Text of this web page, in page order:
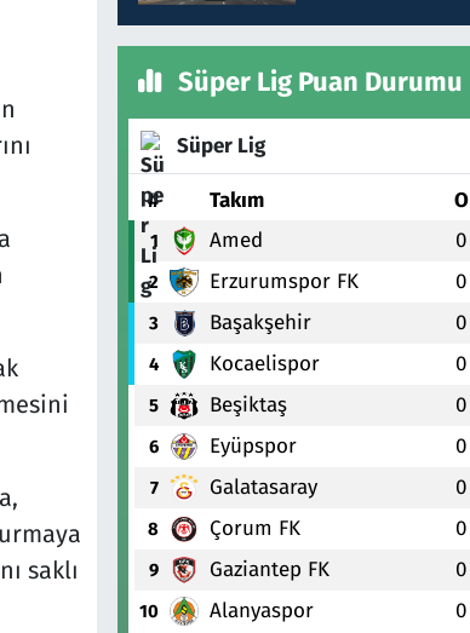
saklı
Süper Lig Puan Durumu
Süper Lig
# Takım O
1 Amed 0
2 Erzurumspor FK 0
3 Başakşehir 0
4 Kocaelispor 0
5 Beşiktaş 0
6 Eyüpspor 0
7 Galatasaray 0
8 Çorum FK 0
9 Gaziantep FK 0
10 Alanyaspor 0